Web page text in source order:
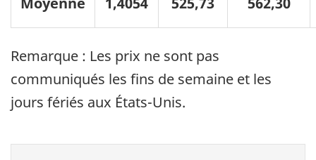
Remarque : Les prix ne sont pas
communiqués les fins de semaine et les
jours fériés aux États-Unis.